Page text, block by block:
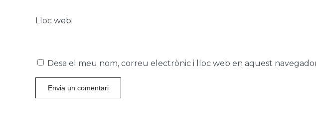
Lloc web
Desa el meu nom, correu electrònic i lloc web en aquest